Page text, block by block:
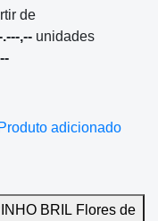
de
.---,-- unidades
Produto adicionado
BRIL Flores de